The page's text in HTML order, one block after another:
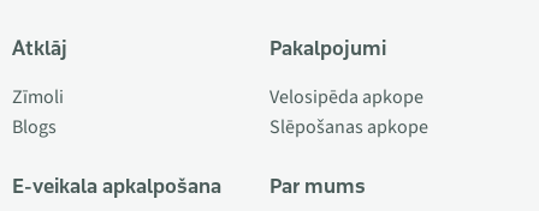
Atklāj
Zīmoli
Blogs
E-veikala apkalpošana
Pakalpojumi
Velosipēda apkope
Slēpošanas apkope
Par mums